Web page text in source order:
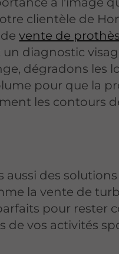
clientèle de
devente de
un diagnostic
dégradons les
pour que la
les contours
aussi des solutions
la vente de
pour rester
de vos activités